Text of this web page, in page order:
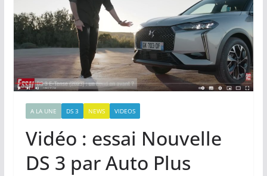
A LA UNE DS 3 NEWS VIDEOS
Vidéo : essai Nouvelle
DS 3 par Auto Plus